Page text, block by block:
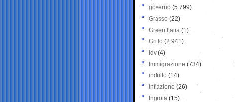
governo (5.799)
Grasso (22)
Green Italia (1)
Grillo (2.941)
Idv (4)
Immigrazione (734)
indulto (14)
inflazione (26)
Ingroia (15)